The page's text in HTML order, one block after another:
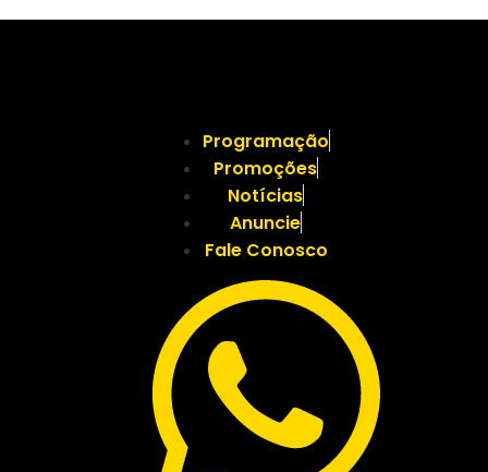
Programação
Promoções
Notícias
Anuncie
Fale Conosco